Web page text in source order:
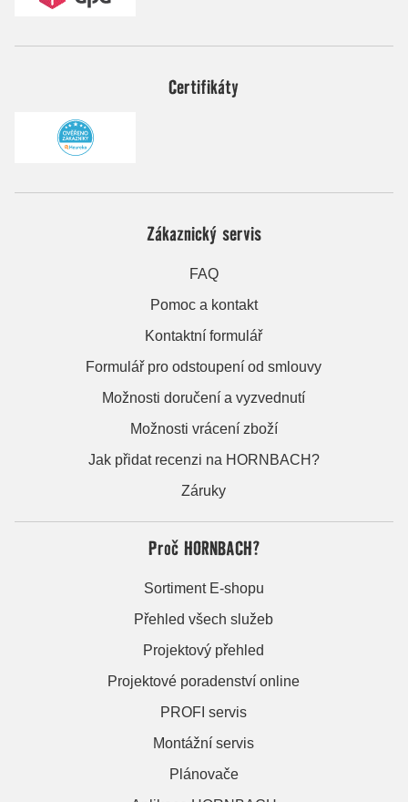
Certifikáty
Zákaznický servis
FAQ
Pomoc a kontakt
Kontaktní formulář
Formulář pro odstoupení od smlouvy
Možnosti doručení a vyzvednutí
Možnosti vrácení zboží
Jak přidat recenzi na HORNBACH?
Záruky
Proč HORNBACH?
Sortiment E-shopu
Přehled všech služeb
Projektový přehled
Projektové poradenství online
PROFI servis
Montážní servis
Plánovače